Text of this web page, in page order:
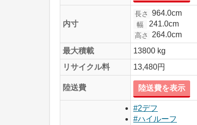
内寸
長さ 964.0cm
幅 241.0cm
高さ
264.0cm
最大積載
13800 kg
リサイクル料
13,480円
陸送費 陸送費を表示
#2デフ
#ハイルーフ